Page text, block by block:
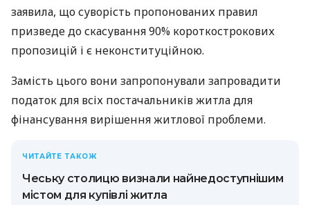
заявила, що суворість пропонованих правил
призведе до скасування 90% короткострокових
пропозицій і є неконституційною.
Замість цього вони запропонували запровадити
податок для всіх постачальників житла для
фінансування вирішення житлової проблеми.
ЧИТАЙТЕ ТАКОЖ
Чеську столицю визнали найнедоступнішим
містом для купівлі житла